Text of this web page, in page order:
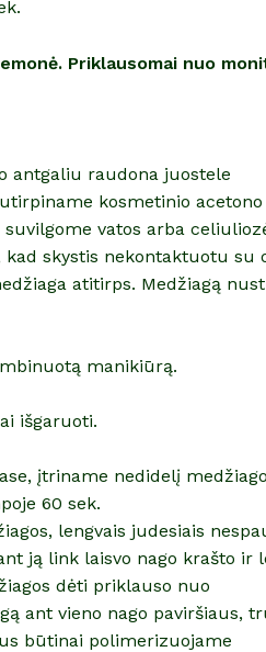
Priklausomai nuo
antgaliu raudona juostele
kosmetinio acetono
vatos arba
skystis nekontaktuotu su
atitirps. Medžiagą
manikiūrą.
išgaruoti.
įtriname nedidelį
60 sek.
lengvais judesiais
ją link laisvo nago krašto ir
dėti priklauso nuo
ant vieno nago paviršiaus,
būtinai polimerizuojame